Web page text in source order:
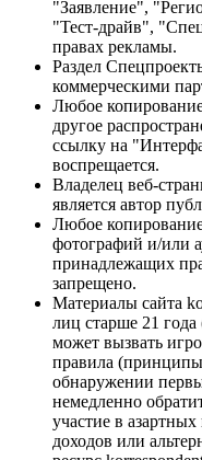
"Заявление",
"Тест-драйв",
правах рекламы.
Раздел
коммерческими
Любое
другое
ссылку на
воспрещается.
Владелец веб-
является автор
Любое
фотографий и/или
принадлежащих
запрещено.
Материалы сайта
лиц старше 21
может вызвать
правила
обнаружении
немедленно
участие в
доходов или